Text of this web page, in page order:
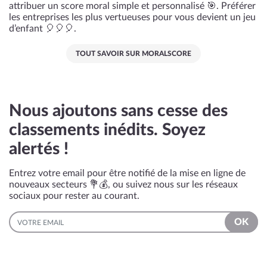
attribuer un score moral simple et personnalisé 🎯. Préférer
les entreprises les plus vertueuses pour vous devient un jeu
d’enfant 🎈🎈🎈.
TOUT SAVOIR SUR MORALSCORE
Nous ajoutons sans cesse des
classements inédits. Soyez
alertés !
Entrez votre email pour être notifié de la mise en ligne de
nouveaux secteurs 💐💰, ou suivez nous sur les réseaux
sociaux pour rester au courant.
EMAIL
OK